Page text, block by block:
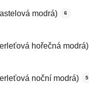
modrá) 6
hořečná modrá)
noční modrá) 5